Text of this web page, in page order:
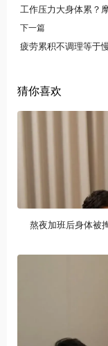
下一篇
猜你喜欢
熬夜加班后身体被